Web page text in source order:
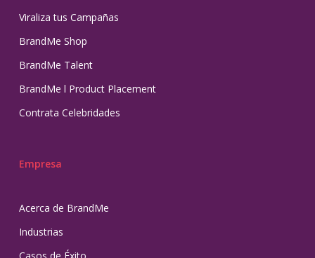
Viraliza tus Campañas
BrandMe Shop
BrandMe Talent
BrandMe l Product Placement
Contrata Celebridades
Empresa
Acerca de BrandMe
Industrias